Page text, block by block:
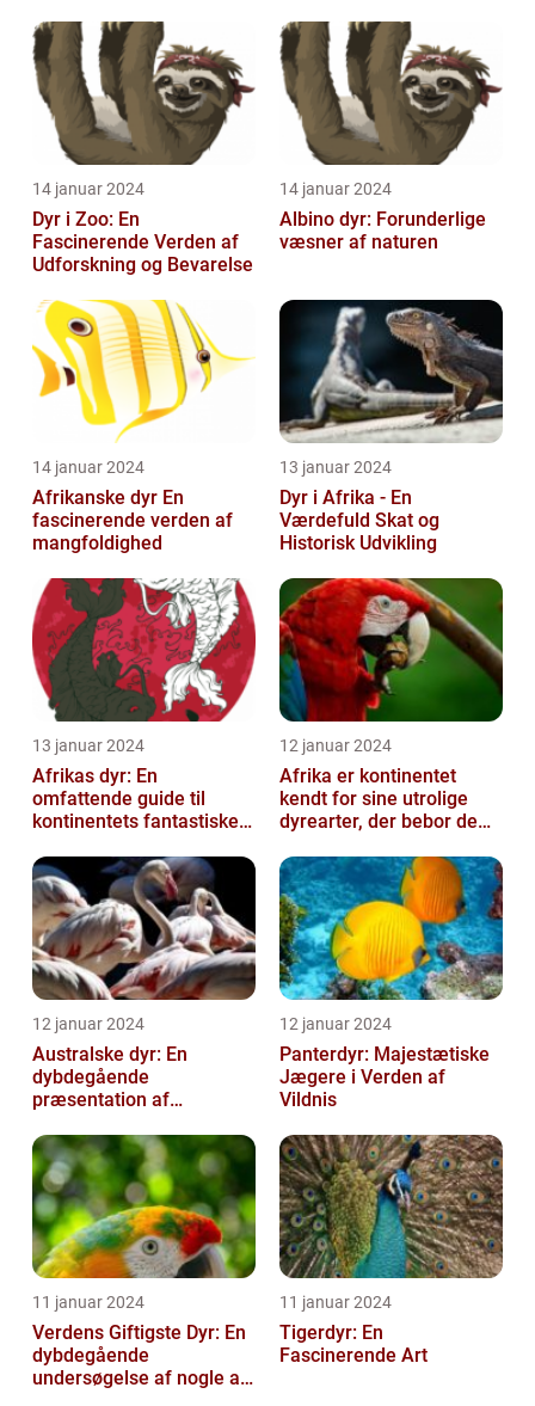
14 januar 2024
Dyr i Zoo: En
Fascinerende Verden af
Udforskning og Bevarelse
14 januar 2024
Albino dyr: Forunderlige
væsner af naturen
14 januar 2024
Afrikanske dyr En
fascinerende verden af
mangfoldighed
13 januar 2024
Dyr i Afrika - En
Værdefuld Skat og
Historisk Udvikling
13 januar 2024
Afrikas dyr: En
omfattende guide til
kontinentets fantastiske
12 januar 2024
Afrika er kontinentet
kendt for sine utrolige
dyrearter, der bebor de
robuste ...
12 januar 2024
Australske dyr: En
dybdegående
præsentation af
12 januar 2024
Panterdyr: Majestætiske
Jægere i Verden af
Vildnis
11 januar 2024
Verdens Giftigste Dyr: En
dybdegående
undersøgelse af nogle af
11 januar 2024
Tigerdyr: En
Fascinerende Art